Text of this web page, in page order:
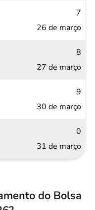
7
26 de março
8
27 de março
9
30 de março
0
31 de março
do Bolsa